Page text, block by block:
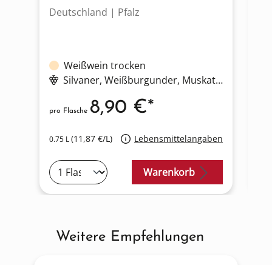
Deutschland | Pfalz
Weißwein trocken
Silvaner, Weißburgunder, Muskateller
0.75 L(11,87 €/L) Lebensmittelangaben
pro Flasche 8,90 €*
Warenkorb
Produktgalerie überspringen
Weitere Empfehlungen